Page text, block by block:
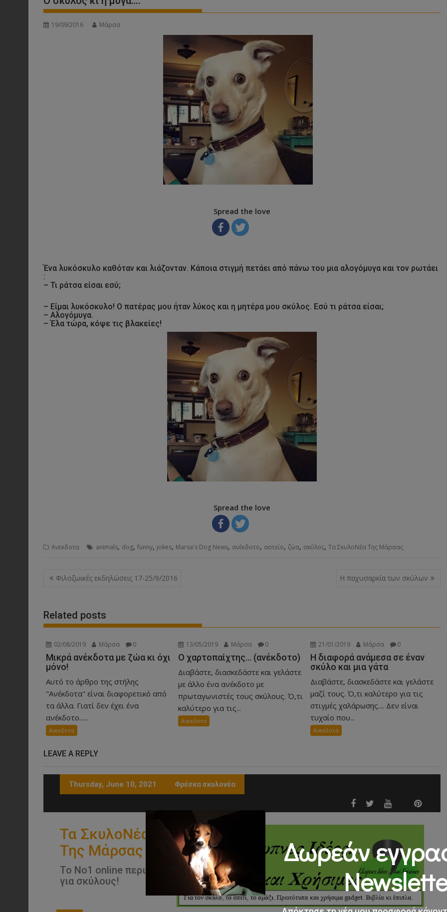
19/09/2016 Μάρσα
Spread the love
Ένα λυκόσκυλο καθόταν και λιάζονταν. Κάποια στιγμή πετάει από πάνω του μια αλογόμυγα και τον ρωτάει
:
– Τι ράτσα είσαι εσύ;
– Είμαι λυκόσκυλο! Ο πατέρας μου ήταν λύκος και η μητέρα μου σκύλος. Εσύ τι ράτσα είσαι;
– Αλογόμυγα.
– Έλα τώρα, κόψε τις βλακείες!
Spread the love
Ανεκδοτα animals, dog, funny, jokes, Marsa's Dog News, ανέκδοτο, αστείο, ζώα, σκύλος, Τα ΣκυλοΝέα Της Μάρσας
Post
Φιλοζωικές εκδηλώσεις 17-25/9/2016 Η παχυσαρκία των σκύλων
Related posts
02/08/2019 Μάρσα 0
Μικρά ανέκδοτα με ζώα κι όχι
μόνο!
Αυτό το άρθρο της στήλης
"Ανέκδοτα" είναι διαφορετικό από
τα άλλα. Γιατί δεν έχει ένα
ανέκδοτο......
Ανεκδοτα
13/05/2019 Μάρσα 0
Ο χαρτοπαίχτης… (ανέκδοτο)
Διαβάστε, διασκεδάστε και γελάστε
με άλλο ένα ανέκδοτο με
πρωταγωνιστές τους σκύλους. Ό,τι
καλύτερο για τις...
Ανεκδοτα
21/01/2019 Μάρσα 0
Η διαφορά ανάμεσα σε έναν
σκύλο και μια γάτα
Διαβάστε, διασκεδάστε και γελάστε
μαζί τους. Ό,τι καλύτερο για τις
στιγμές χαλάρωσης.... Δεν είναι
τυχαίο που...
Ανεκδοτα
LEAVE A REPLY
Δωρεάν